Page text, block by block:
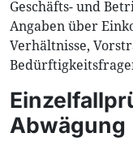
Geschäfts- und
Angaben über
Verhältnisse,
Abwägung